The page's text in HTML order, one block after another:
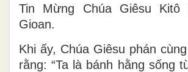
Tin Mừng Chúa Giêsu Kitô
Gioan.
Khi ấy, Chúa Giêsu phán
rằng: “Ta là bánh hằng sống